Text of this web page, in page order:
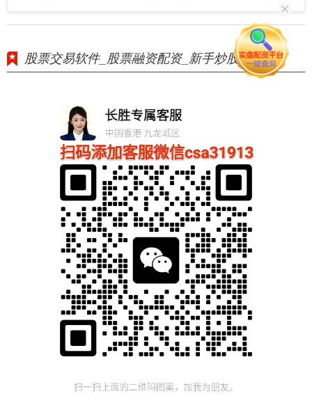
股票交易软件_股票融资配资_新手炒股配资